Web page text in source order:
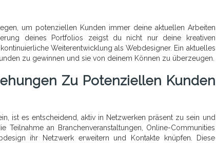
um potenziellen Kunden immer deine aktuellen Arbeiten
deines Portfolios zeigst du nicht nur deine kreativen
Weiterentwicklung als Webdesigner. Ein aktuelles
zu gewinnen und sie von deinem Können zu überzeugen.
Zu Potenziellen Kunden
ist es entscheidend, aktiv in Netzwerken präsent zu sein und
an Branchenveranstaltungen, Online-Communities
ihr Netzwerk erweitern und Kontakte knüpfen. Diese